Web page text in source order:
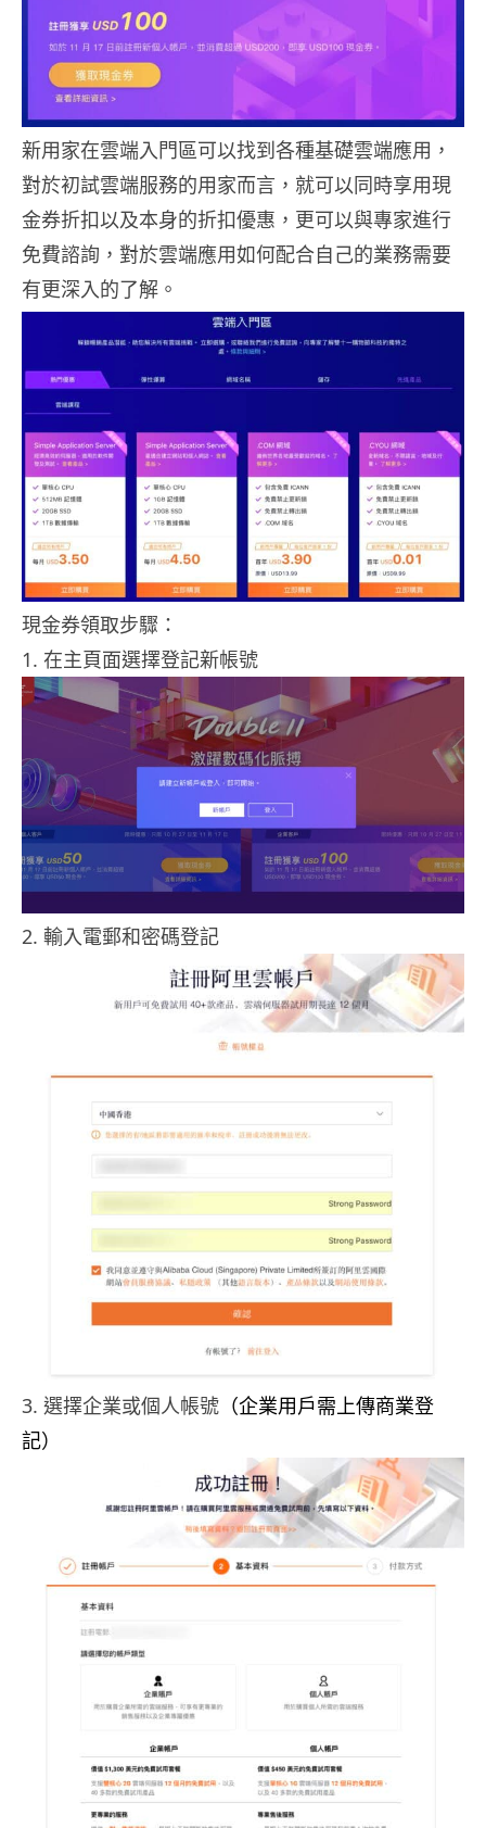
新用家在雲端入門區可以找到各種基礎雲端應用，
對於初試雲端服務的用家而言，就可以同時享用現
金券折扣以及本身的折扣優惠，更可以與專家進行
免費諮詢，對於雲端應用如何配合自己的業務需要
有更深入的了解。
現金券領取步驟：
1. 在主頁面選擇登記新帳號
2. 輸入電郵和密碼登記
3. 選擇企業或個人帳號 （企業用戶需上傳商業登
記）